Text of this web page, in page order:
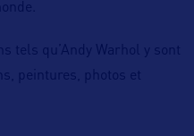
tels qu’Andy Warhol y sont
peintures, photos et